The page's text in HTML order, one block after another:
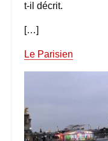
t-il décrit.
[…]
Le Parisien